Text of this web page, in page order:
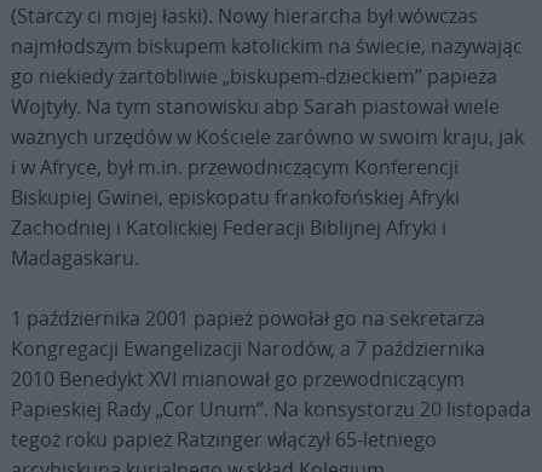
(Starczy ci mojej łaski). Nowy hierarcha był wówczas
najmłodszym biskupem katolickim na świecie, nazywając
go niekiedy żartobliwie „biskupem-dzieckiem” papieża
Wojtyły. Na tym stanowisku abp Sarah piastował wiele
ważnych urzędów w Kościele zarówno w swoim kraju, jak
i w Afryce, był m.in. przewodniczącym Konferencji
Biskupiej Gwinei, episkopatu frankofońskiej Afryki
Zachodniej i Katolickiej Federacji Biblijnej Afryki i
Madagaskaru.
1 października 2001 papież powołał go na sekretarza
Kongregacji Ewangelizacji Narodów, a 7 października
2010 Benedykt XVI mianował go przewodniczącym
Papieskiej Rady „Cor Unum”. Na konsystorzu 20 listopada
tegoż roku papież Ratzinger włączył 65-letniego